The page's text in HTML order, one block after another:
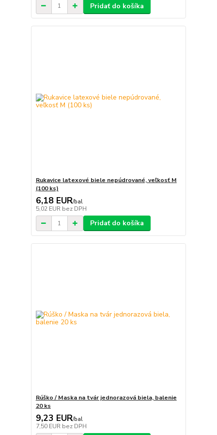
Pridať do košíka
Rukavice latexové biele nepúdrované, veľkosť M
(100 ks)
6,18 EUR/bal
5,02 EUR bez DPH
Pridať do košíka
Rúško / Maska na tvár jednorazová biela, balenie
20 ks
9,23 EUR/bal
7,50 EUR bez DPH